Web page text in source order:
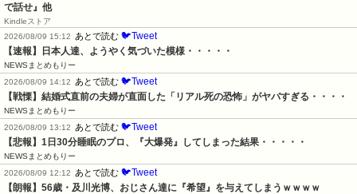
で話せ』他
Kindleストア
2026/08/09 15:12
あとで読む 🐦Tweet
【速報】日本人達、ようやく気づいた模様・・・・・
NEWSまとめもりー
2026/08/09 14:12
あとで読む 🐦Tweet
【戦慄】結婚式直前の夫婦が直面した「リアル死の恐怖」がヤバすぎる・・・・
NEWSまとめもりー
2026/08/09 13:12
あとで読む 🐦Tweet
【悲報】1日30分睡眠のプロ、『大爆発』してしまった結果・・・・・
NEWSまとめもりー
2026/08/09 12:12
あとで読む 🐦Tweet
【朗報】56歳・及川光博、おじさん達に『希望』を与えてしまうｗｗｗｗ